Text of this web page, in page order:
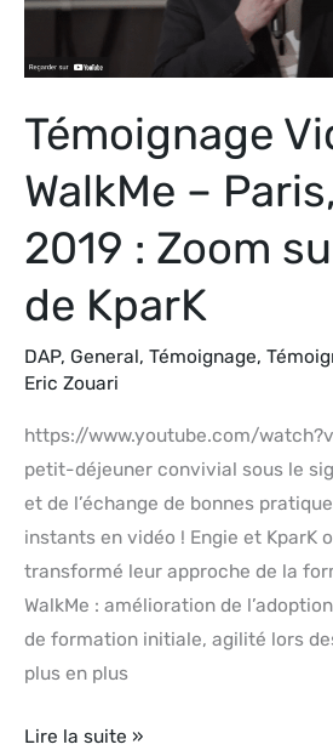
Témoignage
WalkMe –
2019 : Zoom
de KparK
DAP, General, Témoignage,
Eric Zouari
https://www.youtube.com/
petit-déjeuner convivial sous le
et de l’échange de bonnes
instants en vidéo ! Engie et KparK
transformé leur approche de la
WalkMe : amélioration de
de formation initiale, agilité lors
plus en plus
Zoom
le
de
KparK
Lire la suite »